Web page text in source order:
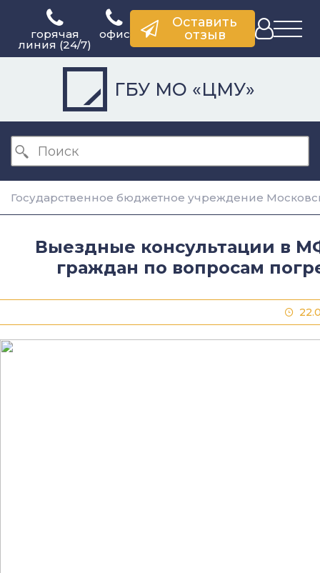
горячая
линия (24/7)
офис
Оставить
отзыв
ГБУ МО «ЦМУ»
Государственное бюджетное учреждение
Выездные консультации в
граждан по вопросам